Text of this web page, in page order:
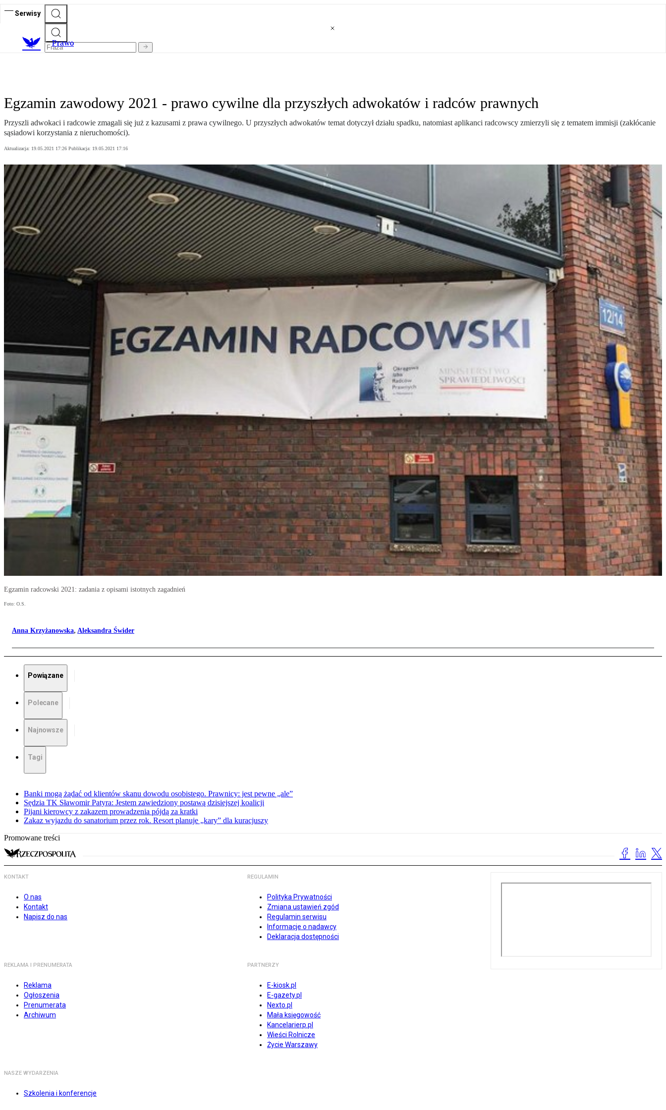
Serwisy
Prawo
Egzamin zawodowy 2021 - prawo cywilne dla przyszłych adwokatów i radców prawnych
Przyszli adwokaci i radcowie zmagali się już z kazusami z prawa cywilnego. U przyszłych adwokatów temat dotyczył działu spadku, natomiast aplikanci radcowscy zmierzyli się z tematem immisji (zakłócanie
sąsiadowi korzystania z nieruchomości).
Aktualizacja: 19.05.2021 17:26 Publikacja: 19.05.2021 17:16
Egzamin radcowski 2021: zadania z opisami istotnych zagadnień
Foto: O.S.
Anna Krzyżanowska, Aleksandra Świder
Powiązane
Polecane
Najnowsze
Tagi
Banki mogą żądać od klientów skanu dowodu osobistego. Prawnicy: jest pewne „ale”
Sędzia TK Sławomir Patyra: Jestem zawiedziony postawą dzisiejszej koalicji
Pijani kierowcy z zakazem prowadzenia pójdą za kratki
Zakaz wyjazdu do sanatorium przez rok. Resort planuje „kary” dla kuracjuszy
Promowane treści
KONTAKT
O nas
Kontakt
Napisz do nas
REGULAMIN
Polityka Prywatności
Zmiana ustawień zgód
Regulamin serwisu
Informacje o nadawcy
Deklaracja dostępności
REKLAMA I PRENUMERATA
Reklama
Ogłoszenia
Prenumerata
Archiwum
PARTNERZY
E-kiosk.pl
E-gazety.pl
Nexto.pl
Mała księgowość
Kancelarierp.pl
Wieści Rolnicze
Życie Warszawy
NASZE WYDARZENIA
Szkolenia i konferencje